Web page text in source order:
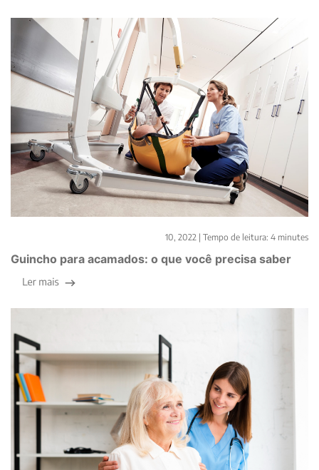
10, 2022 | Tempo de leitura: 4 minutes
Guincho para acamados: o que você precisa saber